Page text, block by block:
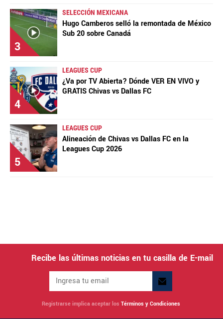
3
SELECCIÓN MEXICANA
Hugo Camberos selló la remontada de México
Sub 20 sobre Canadá
4
LEAGUES CUP
¿Va por TV Abierta? Dónde VER EN VIVO y
GRATIS Chivas vs Dallas FC
5
LEAGUES CUP
Alineación de Chivas vs Dallas FC en la
Leagues Cup 2026
Recibe las últimas noticias en tu casilla de E-mail
Registrarse implica aceptar los Términos y Condiciones